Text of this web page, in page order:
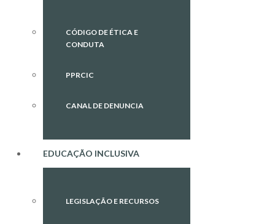
CÓDIGO DE ÉTICA E
CONDUTA
PPRCIC
CANAL DE DENUNCIA
EDUCAÇÃO INCLUSIVA
LEGISLAÇÃO E RECURSOS